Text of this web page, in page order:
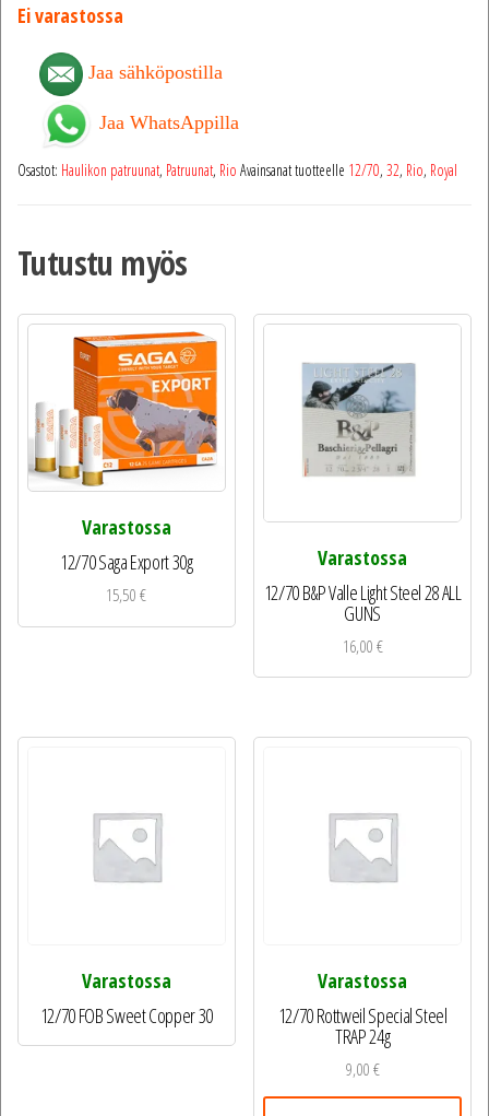
Ei varastossa
Jaa sähköpostilla
Jaa WhatsAppilla
Osastot: Haulikon patruunat, Patruunat, Rio Avainsanat tuotteelle 12/70, 32, Rio, Royal
Tutustu myös
Varastossa
12/70 Saga Export 30g
15,50€
Varastossa
12/70 B&P Valle Light Steel 28 ALL
GUNS
16,00€
Varastossa
12/70 FOB Sweet Copper 30
Varastossa
12/70 Rottweil Special Steel
TRAP 24g
9,00€